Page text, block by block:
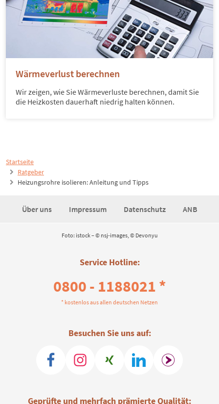
Startseite
Ratgeber
Heizungsrohre isolieren: Anleitung und Tipps
Wärmeverlust berechnen
Wir zeigen, wie Sie Wärmeverluste berechnen, damit Sie
die Heizkosten dauerhaft niedrig halten können.
Über uns Impressum Datenschutz ANB
Foto: istock – © nsj-images, © Devonyu
Service Hotline:
0800 - 1188021 *
* kostenlos aus allen deutschen Netzen
Besuchen Sie uns auf:
Geprüfte und mehrfach prämierte Qualität: